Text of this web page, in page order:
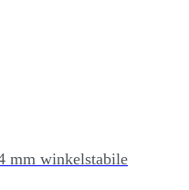
mm winkelstabile